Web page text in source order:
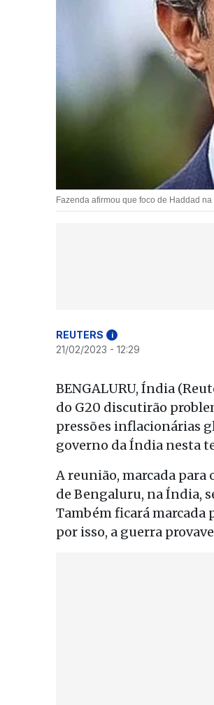
Fazenda afirmou que foco de Haddad
REUTERS i
21/02/2023 - 12:29
BENGALURU, Índia
do G20 discutirão
pressões inflacionárias
governo da Índia nesta
A reunião, marcada para
de Bengaluru, na Índia,
Também ficará marcada
por isso, a guerra